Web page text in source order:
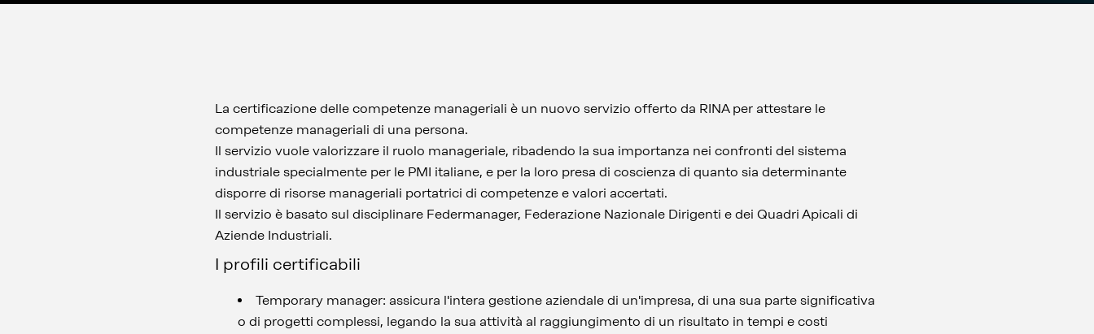
La certificazione delle competenze manageriali è un nuovo servizio offerto da RINA per attestare le
competenze manageriali di una persona.
Il servizio vuole valorizzare il ruolo manageriale, ribadendo la sua importanza nei confronti del sistema
industriale specialmente per le PMI italiane, e per la loro presa di coscienza di quanto sia determinante
disporre di risorse manageriali portatrici di competenze e valori accertati.
Il servizio è basato sul disciplinare Federmanager, Federazione Nazionale Dirigenti e dei Quadri Apicali di
Aziende Industriali.
I profili certificabili
Temporary manager: assicura l'intera gestione aziendale di un'impresa, di una sua parte significativa
o di progetti complessi, legando la sua attività al raggiungimento di un risultato in tempi e costi